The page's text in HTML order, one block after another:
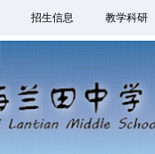
招生信息 教学科研